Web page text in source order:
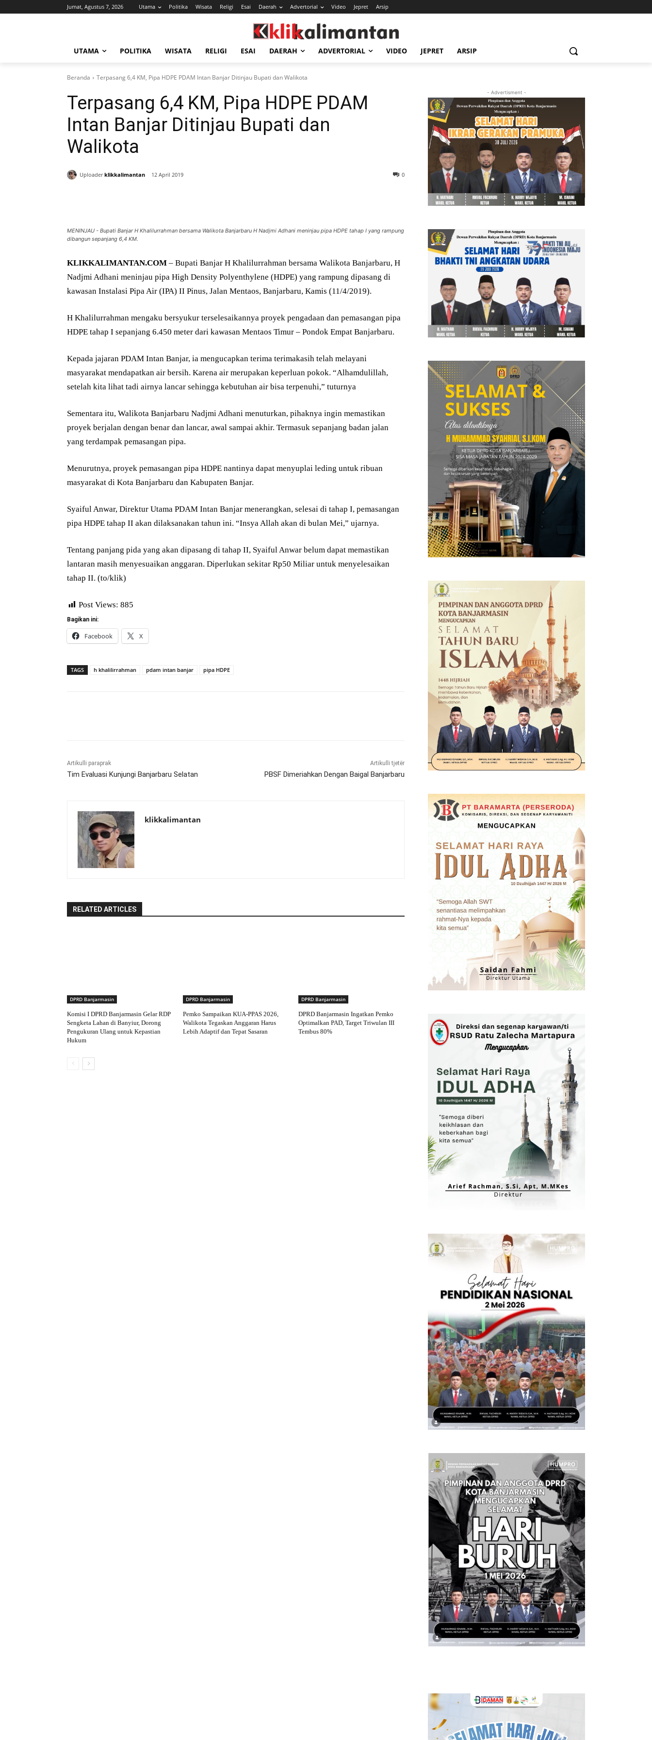
Jumat, Agustus 7, 2026 Utama Politika Wisata Religi Esai Daerah Advertorial Video Jepret Arsip
UTAMA POLITIKA WISATA RELIGI ESAI DAERAH ADVERTORIAL VIDEO JEPRET ARSIP
Beranda Terpasang 6,4 KM, Pipa HDPE PDAM Intan Banjar Ditinjau Bupati dan Walikota
Terpasang 6,4 KM, Pipa HDPE PDAM
Intan Banjar Ditinjau Bupati dan
Walikota
Uploader klikkalimantan 12 April 2019 0
MENINJAU - Bupati Banjar H Khalilurrahman bersama Walikota Banjarbaru H Nadjmi Adhani meninjau pipa HDPE tahap I yang rampung
dibangun sepanjang 6,4 KM.
KLIKKALIMANTAN.COM – Bupati Banjar H Khalilurrahman bersama Walikota Banjarbaru, H
Nadjmi Adhani meninjau pipa High Density Polyenthylene (HDPE) yang rampung dipasang di
kawasan Instalasi Pipa Air (IPA) II Pinus, Jalan Mentaos, Banjarbaru, Kamis (11/4/2019).
H Khalilurrahman mengaku bersyukur terselesaikannya proyek pengadaan dan pemasangan pipa
HDPE tahap I sepanjang 6.450 meter dari kawasan Mentaos Timur – Pondok Empat Banjarbaru.
Kepada jajaran PDAM Intan Banjar, ia mengucapkan terima terimakasih telah melayani
masyarakat mendapatkan air bersih. Karena air merupakan keperluan pokok. “Alhamdulillah,
setelah kita lihat tadi airnya lancar sehingga kebutuhan air bisa terpenuhi,” tuturnya
Sementara itu, Walikota Banjarbaru Nadjmi Adhani menuturkan, pihaknya ingin memastikan
proyek berjalan dengan benar dan lancar, awal sampai akhir. Termasuk sepanjang badan jalan
yang terdampak pemasangan pipa.
Menurutnya, proyek pemasangan pipa HDPE nantinya dapat menyuplai leding untuk ribuan
masyarakat di Kota Banjarbaru dan Kabupaten Banjar.
Syaiful Anwar, Direktur Utama PDAM Intan Banjar menerangkan, selesai di tahap I, pemasangan
pipa HDPE tahap II akan dilaksanakan tahun ini. “Insya Allah akan di bulan Mei,” ujarnya.
Tentang panjang pida yang akan dipasang di tahap II, Syaiful Anwar belum dapat memastikan
lantaran masih menyesuaikan anggaran. Diperlukan sekitar Rp50 Miliar untuk menyelesaikan
tahap II. (to/klik)
Post Views: 885
Bagikan ini:
Facebook X
TAGS h khalilirrahman pdam intan banjar pipa HDPE
Artikulli paraprak
Tim Evaluasi Kunjungi Banjarbaru Selatan
Artikulli tjetër
PBSF Dimeriahkan Dengan Baigal Banjarbaru
klikkalimantan
RELATED ARTICLES
DPRD Banjarmasin
Komisi I DPRD Banjarmasin Gelar RDP
Sengketa Lahan di Banyiur, Dorong
Pengukuran Ulang untuk Kepastian
Hukum
DPRD Banjarmasin
Pemko Sampaikan KUA-PPAS 2026,
Walikota Tegaskan Anggaran Harus
Lebih Adaptif dan Tepat Sasaran
DPRD Banjarmasin
DPRD Banjarmasin Ingatkan Pemko
Optimalkan PAD, Target Triwulan III
Tembus 80%
- Advertisment -